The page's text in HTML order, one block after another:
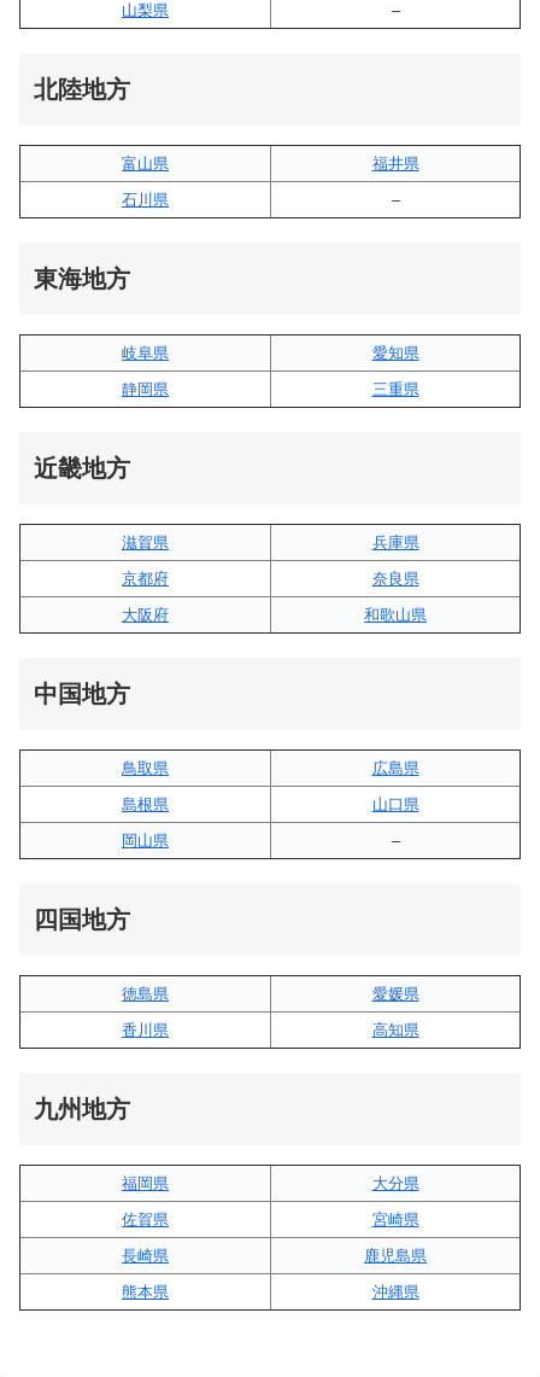
山梨県
–
北陸地方
富山県
福井県
石川県
–
東海地方
岐阜県
愛知県
静岡県
三重県
近畿地方
滋賀県
兵庫県
京都府
奈良県
大阪府
和歌山県
中国地方
鳥取県
広島県
島根県
山口県
岡山県
–
四国地方
徳島県
愛媛県
香川県
高知県
九州地方
福岡県
大分県
佐賀県
宮崎県
長崎県
鹿児島県
熊本県
沖縄県